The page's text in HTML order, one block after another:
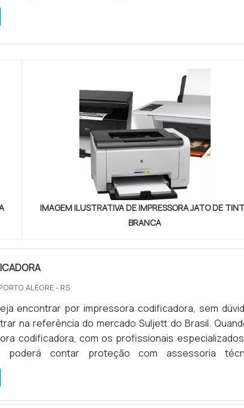
SOBRE A IMPRESSORA LOTE E VALIDADE
eficientes de demonstrar competência e
IMAGEM ILUSTRATIVA DE IMPRESSORA JATO DE
BRANCA
ALEGRE - RS
encontrar por impressora codificadora, sem
na referência do mercado Suljett do Brasil.
codificadora, com os profissionais
poderá contar proteção com assessoria
SOBRE A IMPRESSORA CODIFICADORAHá
de demonstrar competência e excelência em uma
do Brasil foca sua energia em produzir uma